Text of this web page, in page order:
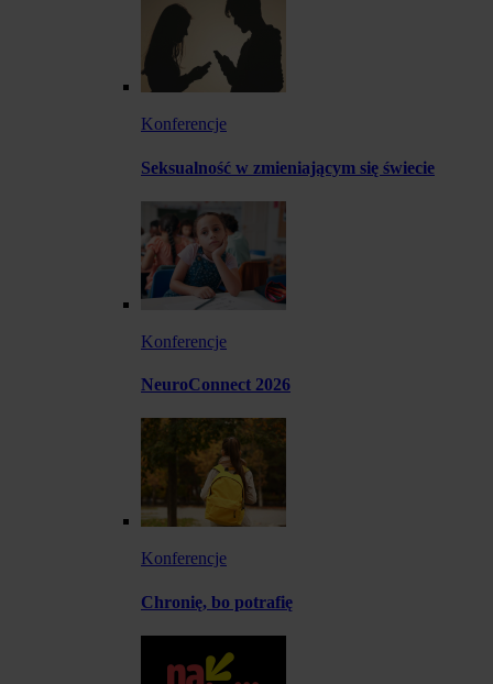
Konferencje
Seksualność w zmieniającym się świecie
Konferencje
NeuroConnect 2026
Konferencje
Chronię, bo potrafię